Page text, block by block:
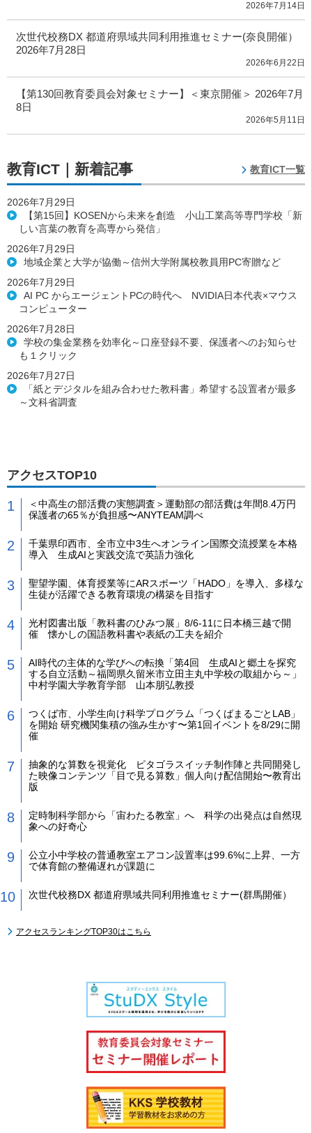
2026年7月14日
次世代校務DX 都道府県域共同利用推進セミナー(奈良開催）
2026年7月28日
2026年6月22日
【第130回教育委員会対象セミナー】＜東京開催＞ 2026年7月
8日
2026年5月11日
教育ICT｜新着記事 教育ICT一覧
2026年7月29日
【第15回】KOSENから未来を創造 小山工業高等専門学校「新
しい言葉の教育を高専から発信」
2026年7月29日
地域企業と大学が協働～信州大学附属校教員用PC寄贈など
2026年7月29日
AI PC からエージェントPCの時代へ NVIDIA日本代表×マウス
コンピューター
2026年7月28日
学校の集金業務を効率化～口座登録不要、保護者へのお知らせ
も１クリック
2026年7月27日
「紙とデジタルを組み合わせた教科書」希望する設置者が最多
～文科省調査
アクセスTOP10
＜中高生の部活費の実態調査＞運動部の部活費は年間8.4万円
保護者の65％が負担感〜ANYTEAM調べ
千葉県印西市、全市立中3生へオンライン国際交流授業を本格
導入 生成AIと実践交流で英語力強化
聖望学園、体育授業等にARスポーツ「HADO」を導入、多様な
生徒が活躍できる教育環境の構築を目指す
光村図書出版「教科書のひみつ展」8/6-11に日本橋三越で開
催 懐かしの国語教科書や表紙の工夫を紹介
AI時代の主体的な学びへの転換「第4回 生成AIと郷土を探究
する自立活動～福岡県久留米市立田主丸中学校の取組から～」
中村学園大学教育学部 山本朋弘教授
つくば市、小学生向け科学プログラム「つくばまるごとLAB」
を開始 研究機関集積の強み生かす〜第1回イベントを8/29に開
催
抽象的な算数を視覚化 ピタゴラスイッチ制作陣と共同開発し
た映像コンテンツ「目で見る算数」個人向け配信開始〜教育出
版
定時制科学部から「宙わたる教室」へ 科学の出発点は自然現
象への好奇心
公立小中学校の普通教室エアコン設置率は99.6%に上昇、一方
で体育館の整備遅れが課題に
次世代校務DX 都道府県域共同利用推進セミナー(群馬開催）
アクセスランキングTOP30はこちら